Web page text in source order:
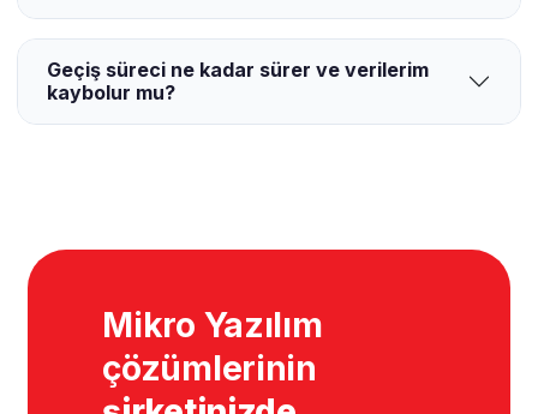
Geçiş süreci ne kadar sürer ve verilerim
kaybolur mu?
Mikro Yazılım
çözümlerinin